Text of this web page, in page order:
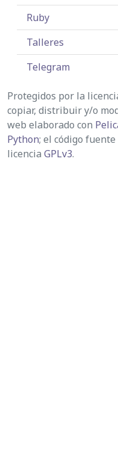
Ruby
Talleres
Telegram
Protegidos por la
copiar, distribuir y/o
web elaborado con
Python; el código fuente
licencia GPLv3.